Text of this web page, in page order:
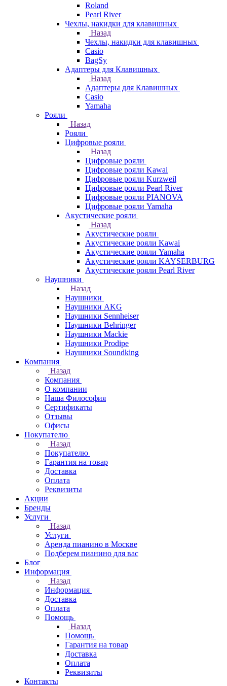
Roland
Pearl River
Чехлы, накидки для клавишных
Назад
Чехлы, накидки для клавишных
Casio
BagSy
Адаптеры для Клавишных
Назад
Адаптеры для Клавишных
Casio
Yamaha
Рояли
Назад
Рояли
Цифровые рояли
Назад
Цифровые рояли
Цифровые рояли Kawai
Цифровые рояли Kurzweil
Цифровые рояли Pearl River
Цифровые рояли PIANOVA
Цифровые рояли Yamaha
Акустические рояли
Назад
Акустические рояли
Акустические рояли Kawai
Акустические рояли Yamaha
Акустические рояли KAYSERBURG
Акустические рояли Pearl River
Наушники
Назад
Наушники
Наушники AKG
Наушники Sennheiser
Наушники Behringer
Наушники Mackie
Наушники Prodipe
Наушники Soundking
Компания
Назад
Компания
О компании
Наша Философия
Сертификаты
Отзывы
Офисы
Покупателю
Назад
Покупателю
Гарантия на товар
Доставка
Оплата
Реквизиты
Акции
Бренды
Услуги
Назад
Услуги
Аренда пианино в Москве
Подберем пианино для вас
Блог
Информация
Назад
Информация
Доставка
Оплата
Помощь
Назад
Помощь
Гарантия на товар
Доставка
Оплата
Реквизиты
Контакты